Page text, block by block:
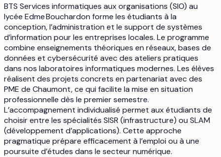
BTS Services informatiques aux organisations (SIO) au
lycée Edme Bouchardon forme les étudiants à la
conception, l’administration et le support de systèmes
d’information pour les entreprises locales. Le programme
combine enseignements théoriques en réseaux, bases de
données et cybersécurité avec des ateliers pratiques
dans nos laboratoires informatiques modernes. Les élèves
réalisent des projets concrets en partenariat avec des
PME de Chaumont, ce qui facilite la mise en situation
professionnelle dès le premier semestre.
L’accompagnement individualisé permet aux étudiants de
choisir entre les spécialités SISR (infrastructure) ou SLAM
(développement d’applications). Cette approche
pragmatique prépare efficacement à l’emploi ou à une
poursuite d’études dans le secteur numérique.